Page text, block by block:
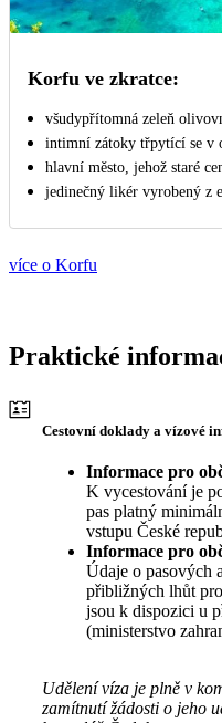
Korfu ve zkratce:
všudypřítomná zeleň
intimní zátoky třpytící se v
hlavní město, jehož staré
jedinečný likér vyrobený z
více o Korfu
Praktické
Cestovní doklady a vízové
Informace pro
K vycestování je
pas platný
vstupu České
Informace pro
Údaje o pasových
přibližných lhůt
jsou k dispozici u
(ministerstvo
Udělení víza je plně v
zamítnutí žádosti o jeho